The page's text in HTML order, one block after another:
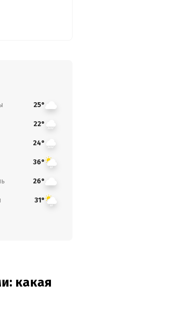
25°
22°
24°
36°
26°
31°
какая